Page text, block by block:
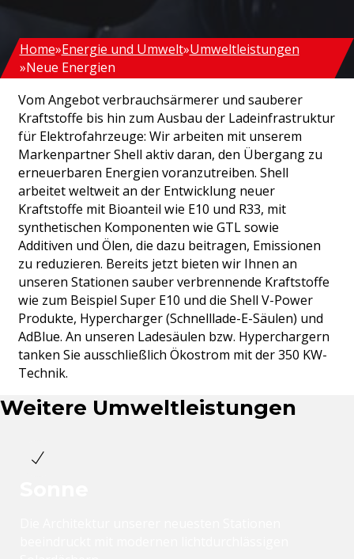
Home Energie und Umwelt Umweltleistungen
Neue Energien
Vom Angebot verbrauchsärmerer und sauberer
Kraftstoffe bis hin zum Ausbau der Ladeinfrastruktur
für Elektrofahrzeuge: Wir arbeiten mit unserem
Markenpartner Shell aktiv daran, den Übergang zu
erneuerbaren Energien voranzutreiben. Shell
arbeitet weltweit an der Entwicklung neuer
Kraftstoffe mit Bioanteil wie E10 und R33, mit
synthetischen Komponenten wie GTL sowie
Additiven und Ölen, die dazu beitragen, Emissionen
zu reduzieren. Bereits jetzt bieten wir Ihnen an
unseren Stationen sauber verbrennende Kraftstoffe
wie zum Beispiel Super E10 und die Shell V-Power
Produkte, Hypercharger (Schnelllade-E-Säulen) und
AdBlue. An unseren Ladesäulen bzw. Hyperchargern
tanken Sie ausschließlich Ökostrom mit der 350 KW-
Technik.
Weitere Umweltleistungen